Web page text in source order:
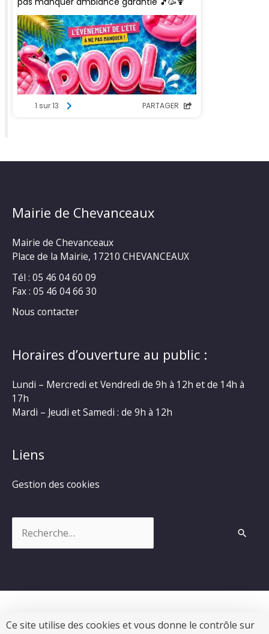
Ce site utilise des cookies et vous donne le contrôle sur
Mairie de Chevanceaux
Mairie de Chevanceaux
Place de la Mairie, 17210 CHEVANCEAUX
Tél : 05 46 04 60 09
Fax : 05 46 04 66 30
Nous contacter
Horaires d’ouverture au public :
Lundi – Mercredi et Vendredi de 9h à 12h et de 14h à
17h
Mardi – Jeudi et Samedi : de 9h à 12h
Liens
Gestion des cookies
Copyright © 2026Commune de Chevanceaux|